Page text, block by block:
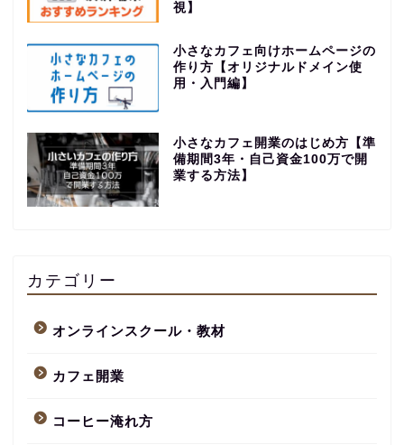
視】
小さなカフェ向けホームページの
作り方【オリジナルドメイン使
用・入門編】
小さなカフェ開業のはじめ方【準
備期間3年・自己資金100万で開
業する方法】
カテゴリー
オンラインスクール・教材
カフェ開業
コーヒー淹れ方
【完全版】小さなカフェ
開業準備・必要なもの一
コーヒー焙煎のやり方